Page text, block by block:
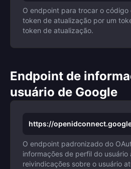
O endpoint para trocar o código
token de atualização por um
token de atualização.
Endpoint de
usuário de Google
https://
O endpoint padronizado do
informações de perfil do
reivindicações sobre o usuário